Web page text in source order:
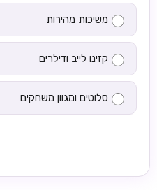
משיכות מהירות
קזינו לייב ודילרים
סלוטים ומגוון משחקים